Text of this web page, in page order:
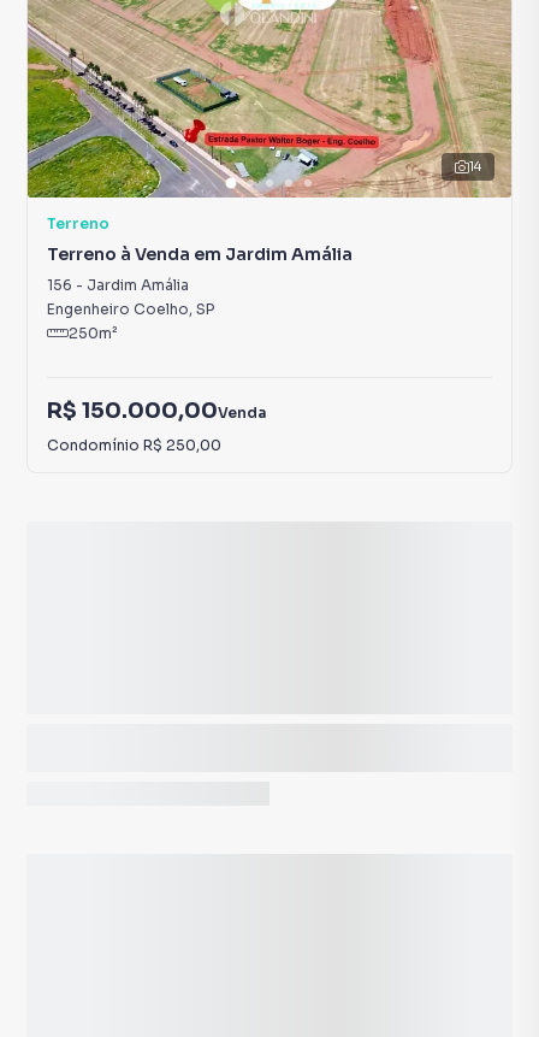
14
Terreno
Terreno à Venda em Jardim Amália
156 - Jardim Amália
Engenheiro Coelho, SP
250m²
R$ 150.000,00Venda
Condomínio R$ 250,00